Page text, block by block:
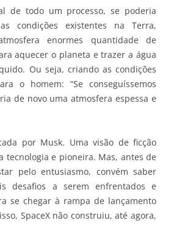
de todo um processo, se poderia
condições existentes na Terra,
enormes quantidade de
aquecer o planeta e trazer a água
Ou seja, criando as condições
o homem: “Se conseguíssemos
de novo uma atmosfera espessa e
por Musk. Uma visão de ficção
tecnologia e pioneira. Mas, antes de
pelo entusiasmo, convém saber
desafios a serem enfrentados e
se chegar à rampa de lançamento
SpaceX não construiu, até agora,